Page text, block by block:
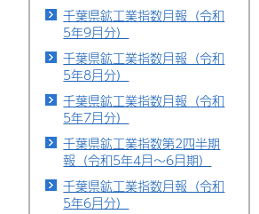
千葉県鉱工業指数月報（令和
5年9月分）
千葉県鉱工業指数月報（令和
5年8月分）
千葉県鉱工業指数月報（令和
5年7月分）
千葉県鉱工業指数第2四半期
報（令和5年4月～6月期）
千葉県鉱工業指数月報（令和
5年6月分）